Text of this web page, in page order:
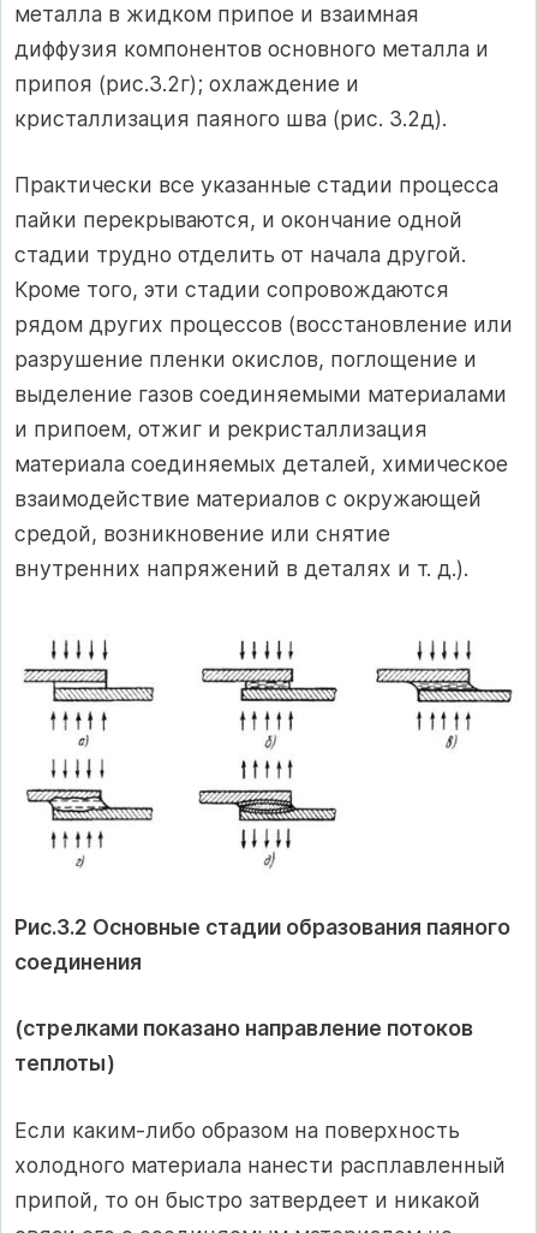
металла в жидком припое и взаимная
диффузия компонентов основного металла и
припоя (рис.3.2г); охлаждение и
кристаллизация паяного шва (рис. 3.2д).
Практически все указанные стадии процесса
пайки перекрываются, и окончание одной
стадии трудно отделить от начала другой.
Кроме того, эти стадии сопровождаются
рядом других процессов (восстановление или
разрушение пленки окислов, поглощение и
выделение газов соединяемыми материалами
и припоем, отжиг и рекристаллизация
материала соединяемых деталей, химическое
взаимодействие материалов с окружающей
средой, возникновение или снятие
внутренних напряжений в деталях и т. д.).
Рис.3.2 Основные стадии образования паяного
соединения
(стрелками показано направление потоков
теплоты)
Если каким-либо образом на поверхность
холодного материала нанести расплавленный
припой, то он быстро затвердеет и никакой